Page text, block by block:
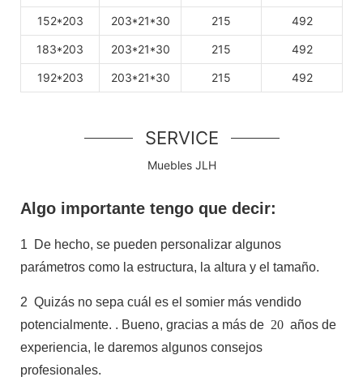
152*203 203*21*30 215 492
183*203 203*21*30 215 492
192*203 203*21*30 215 492
SERVICE
Muebles JLH
Algo importante tengo que decir:
1
De hecho, se pueden personalizar algunos
parámetros como la estructura, la altura y el tamaño.
2 Quizás no sepa cuál es el somier más vendido
potencialmente. . Bueno, gracias a más de 20 años de
experiencia, le daremos algunos consejos
profesionales.